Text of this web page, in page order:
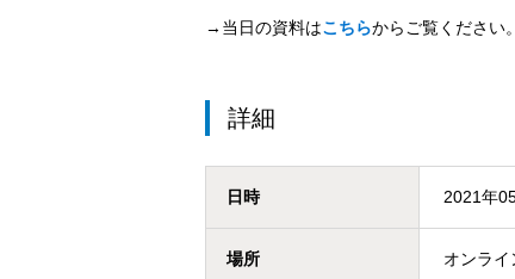
→当日の資料はこちらからご覧ください。
詳細
日時 2021年
場所 オンラ